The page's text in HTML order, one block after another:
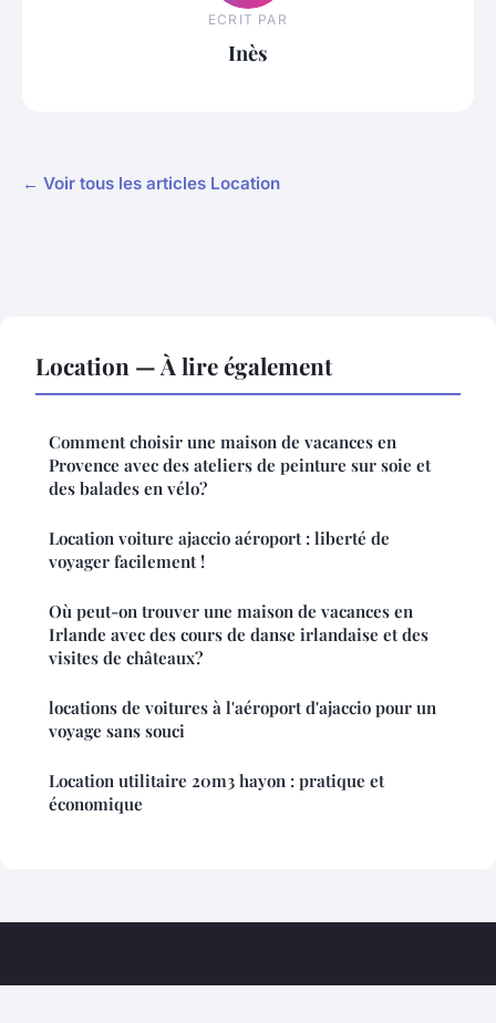
ECRIT PAR
Inès
← Voir tous les articles Location
Location — À lire également
Comment choisir une maison de vacances en
Provence avec des ateliers de peinture sur soie et
des balades en vélo?
Location voiture ajaccio aéroport : liberté de
voyager facilement !
Où peut-on trouver une maison de vacances en
Irlande avec des cours de danse irlandaise et des
visites de châteaux?
locations de voitures à l'aéroport d'ajaccio pour un
voyage sans souci
Location utilitaire 20m3 hayon : pratique et
économique
Voyagegeorgie